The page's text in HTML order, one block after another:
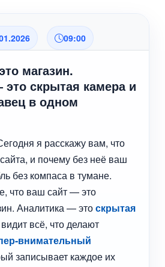
09:00
магазин.
скрытая камера и
в одном
я расскажу вам, что
и почему без неё ваш
без компаса в тумане.
что ваш сайт — это
Аналитика — этоскрытая
всё, что делают
внимательный
записывает каждое их